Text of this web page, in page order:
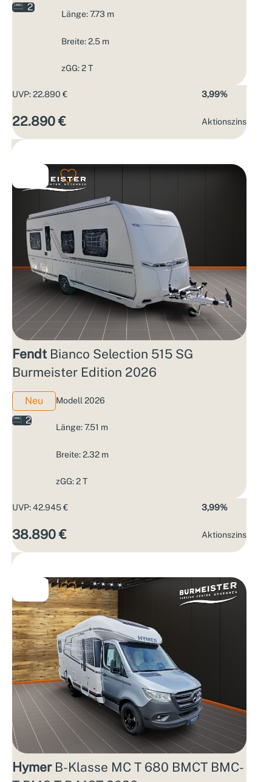
2
Länge: 7.73 m
Breite: 2.5 m
zGG: 2 T
UVP: 22.890 €
22.890 €
3,99%
Aktions­zins
Fendt Bianco Selection 515 SG
Burmeister Edition 2026
Neu
2
Modell 2026
Länge: 7.51 m
Breite: 2.32 m
zGG: 2 T
UVP: 42.945 €
38.890 €
3,99%
Aktions­zins
HymerB-Klasse MC T 680 BMCT BMC-